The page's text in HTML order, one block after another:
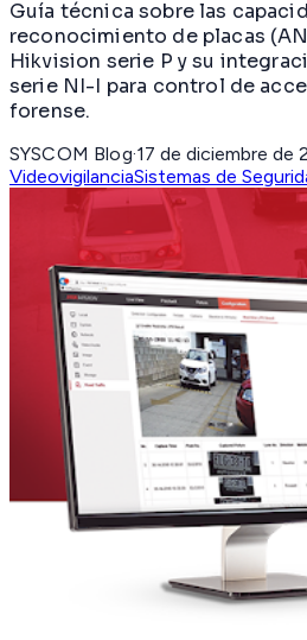
Guía técnica sobre las
reconocimiento de placas
Hikvision serie P y su
serie NI-I para control de
forense.
SYSCOM Blog·17 de diciembre de
VideovigilanciaSistemas de